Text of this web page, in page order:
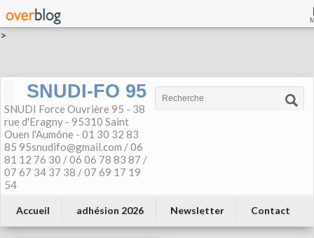
>
SNUDI-FO 95
SNUDI Force Ouvrière 95 - 38
rue d'Eragny - 95310 Saint
Ouen l'Aumône - 01 30 32 83
85 95snudifo@gmail.com / 06
81 12 76 30 / 06 06 78 83 87 /
07 67 34 37 38 / 07 69 17 19
54
Accueil adhésion 2026 Newsletter Contact